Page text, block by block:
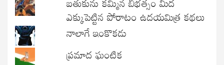
ఎక్కుపెట్టిన పోరాటం ఉదయమిత్ర కథలు
నాలాగే ఇంకొకడు
ప్రమాద ఘంటిక